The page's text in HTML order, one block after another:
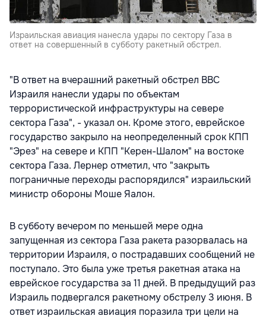
Израильская авиация нанесла удары по сектору Газа в
ответ на совершенный в субботу ракетный обстрел.
"В ответ на вчерашний ракетный обстрел ВВС
Израиля нанесли удары по объектам
террористической инфраструктуры на севере
сектора Газа", - указал он. Кроме этого, еврейское
государство закрыло на неопределенный срок КПП
"Эрез" на севере и КПП "Керен-Шалом" на востоке
сектора Газа. Лернер отметил, что "закрыть
пограничные переходы распорядился" израильский
министр обороны Моше Яалон.
В субботу вечером по меньшей мере одна
запущенная из сектора Газа ракета разорвалась на
территории Израиля, о пострадавших сообщений не
поступало. Это была уже третья ракетная атака на
еврейское государства за 11 дней. В предыдущий раз
Израиль подвергался ракетному обстрелу 3 июня. В
ответ израильская авиация поразила три цели на